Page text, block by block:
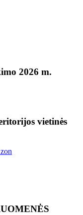
2026 m.
vietinės